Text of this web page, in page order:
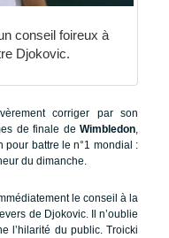
conseil foireux à
Djokovic.
corriger par son
de finale de Wimbledon,
pour battre le n°1 mondial :
du dimanche.
le conseil à la
de Djokovic. Il n’oublie
l’hilarité du public. Troicki